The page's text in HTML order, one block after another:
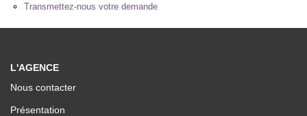
Nous Contacter
Transmettez-nous votre demande
L'AGENCE
Nous contacter
Présentation